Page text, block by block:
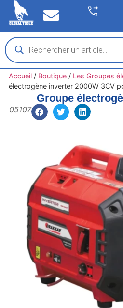
Accueil/ Boutique/ Les Groupes
électrogène inverter 2000W 3CV
Groupe
05107